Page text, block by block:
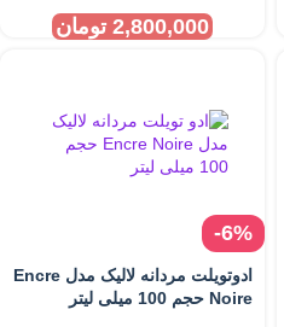
2,800,000 تومان
-6%
ادوتویلت مردانه لالیک مدل Encre
Noire حجم 100 میلی لیتر